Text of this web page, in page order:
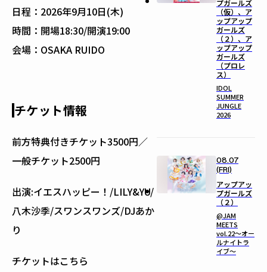
日程： 2026年9月10日(木)
時間： 開場18:30/開演19:00
会場： OSAKA RUIDO
チケット情報
前方特典付きチケット3500円／
一般チケット2500円
出演:イエスハッピー！/LILY&YU/
八木沙季/スワンスワンズ/DJあか
り
チケットはこちら
プガールズ
（仮）、ア
ップアップ
ガールズ
（２）、ア
ップアップ
ガールズ
（プロレ
ス）
IDOL
SUMMER
JUNGLE
2026
08.07
(FRI)
アップアッ
プガールズ
（２）
@JAM
MEETS
vol.22〜オー
ルナイトラ
イブ〜